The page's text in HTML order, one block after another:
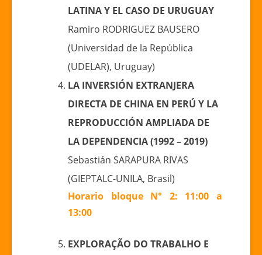
LATINA Y EL CASO DE URUGUAY
Ramiro RODRIGUEZ BAUSERO
(Universidad de la República
(UDELAR), Uruguay)
LA INVERSIÓN EXTRANJERA
DIRECTA DE CHINA EN PERÚ Y LA
REPRODUCCIÓN AMPLIADA DE
LA DEPENDENCIA (1992 – 2019)
Sebastián SARAPURA RIVAS
(GIEPTALC-UNILA, Brasil)
Horario bloque N° 2: 11:00 a
13:00
EXPLORAÇÃO DO TRABALHO E